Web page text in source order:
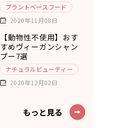
プラントベースフード
2020年11月08日
【動物性不使用】おす
すめヴィーガンシャン
プー7選
ナチュラルビューティー
2020年12月02日
もっと見る